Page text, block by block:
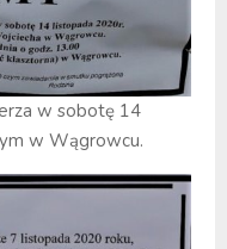
w sobotę 14
w Wągrowcu.